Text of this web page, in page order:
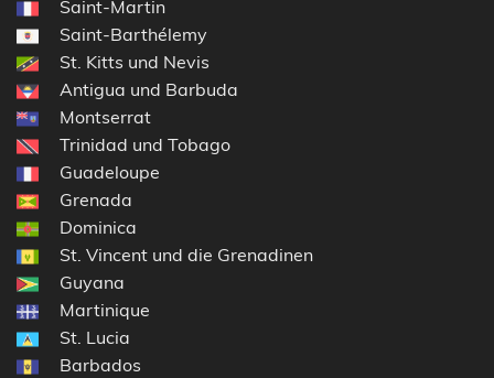
Saint-Martin
Saint-Barthélemy
St. Kitts und Nevis
Antigua und Barbuda
Montserrat
Trinidad und Tobago
Guadeloupe
Grenada
Dominica
St. Vincent und die Grenadinen
Guyana
Martinique
St. Lucia
Barbados